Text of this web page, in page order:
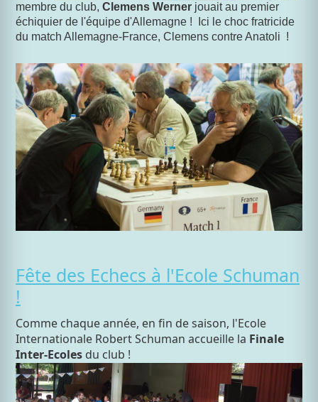
membre du club, Clemens Werner jouait au premier
échiquier de l'équipe d'Allemagne ! Ici le choc fratricide
du match Allemagne-France, Clemens contre Anatoli !
Fête des Echecs à l'Ecole Schuman
!
Comme chaque année, en fin de saison, l'Ecole
Internationale Robert Schuman accueille la Finale
Inter-Ecoles du club !